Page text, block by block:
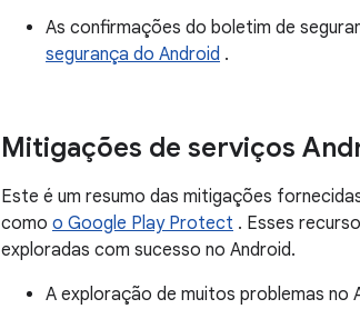
As confirmações do boletim de
segurança do Android .
Mitigações de serviços
Este é um resumo das mitigações
como o Google Play Protect . Esses
exploradas com sucesso no Android.
A exploração de muitos problemas no